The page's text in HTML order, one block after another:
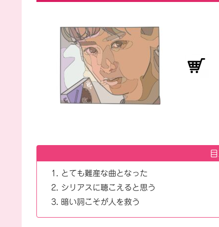
とても難産な曲となった
シリアスに聴こえると思う
暗い詞こそが人を救う